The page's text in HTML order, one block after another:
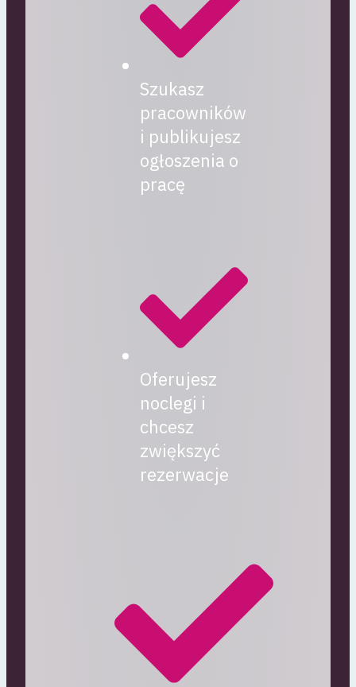
Szukasz
pracowników
i publikujesz
ogłoszenia o
pracę
Oferujesz
noclegi i
chcesz
zwiększyć
rezerwacje